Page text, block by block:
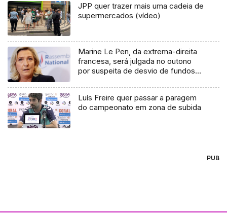
JPP quer trazer mais uma cadeia de
supermercados (vídeo)
Marine Le Pen, da extrema-direita
francesa, será julgada no outono
por suspeita de desvio de fundos
Luís Freire quer passar a paragem
do campeonato em zona de subida
PUB